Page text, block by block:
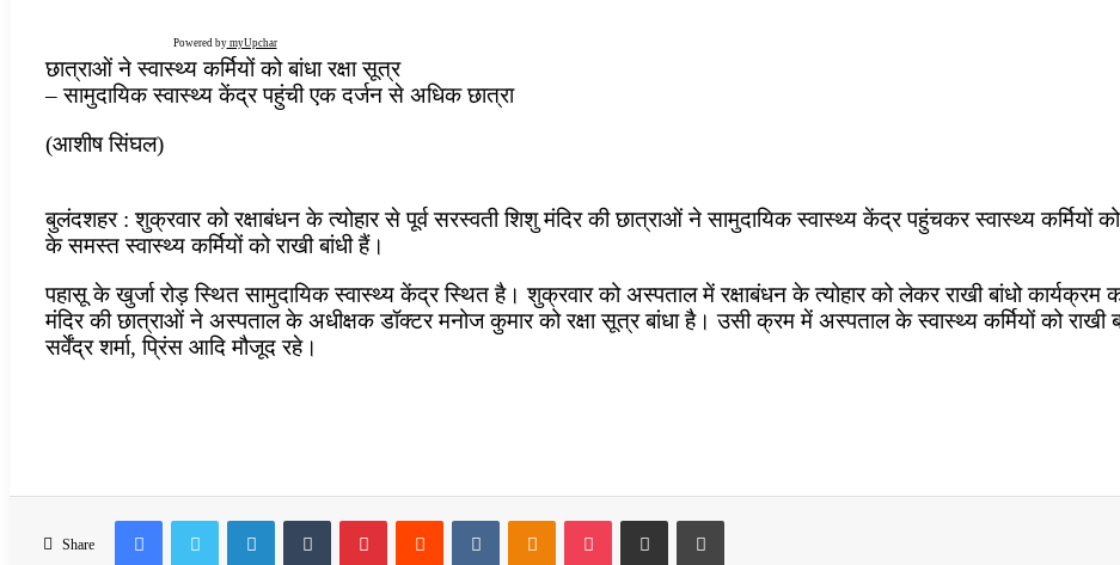
Powered bymyUpchar
छात्राओं ने स्वास्थ्य कर्मियों को बांधा रक्षा सूत्र
– सामुदायिक स्वास्थ्य केंद्र पहुंची एक दर्जन से अधिक छात्रा
(आशीष सिंघल)
बुलंदशहर : शुक्रवार को रक्षाबंधन के त्योहार से पूर्व सरस्वती शिशु मंदिर की छात्राओं ने सामुदायिक स्वास्थ्य केंद्र पहुंचकर स्वास्थ्य कर्मियों
के समस्त स्वास्थ्य कर्मियों को राखी बांधी हैं।
पहासू के खुर्जा रोड़ स्थित सामुदायिक स्वास्थ्य केंद्र स्थित है। शुक्रवार को अस्पताल में रक्षाबंधन के त्योहार को लेकर राखी बांधो
मंदिर की छात्राओं ने अस्पताल के अधीक्षक डॉक्टर मनोज कुमार को रक्षा सूत्र बांधा है। उसी क्रम में अस्पताल के स्वास्थ्य कर्मियों को राखी
सर्वेंद्र शर्मा, प्रिंस आदि मौजूद रहे।
Share
FacebookTwitter LinkedInTumblr PinterestReddit VKontakteOdnoklassniki
Pocket Share via Email Print